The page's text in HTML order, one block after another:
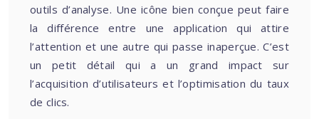
outils d’analyse. Une icône bien conçue peut faire
la différence entre une application qui attire
l’attention et une autre qui passe inaperçue. C’est
un petit détail qui a un grand impact sur
l’acquisition d’utilisateurs et l’optimisation du taux
de clics.